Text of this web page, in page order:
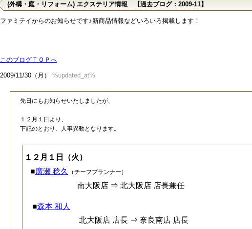
(外構・庭・リフォーム) エクステリア情報 【過去ブログ：2009-11】
ファミテイからのお知らせです♪新商品情報などいろいろ掲載します！
このブログＴＯＰへ
2009/11/30（月） %updated_at%
先日にもお知らせいたしましたが、
１２月１日より、
下記のとおり、人事異動となります。
１２月１日（火）
■廣瀬 稔久 （チーフプランナー）
南大阪店 ⇒ 北大阪店 店長兼任
■森本 和人
北大阪店 店長 ⇒ 奈良南店 店長